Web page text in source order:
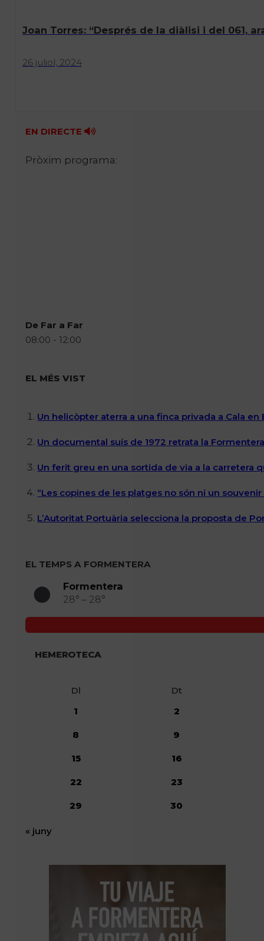
Joan Torres: “Després de la diàlisi i del 061,
26 juliol, 2024
EN DIRECTE
Pròxim programa:
De Far a Far
08:00 - 12:00
EL MÉS VIST
Un helicòpter aterra a una finca privada a Cala
Un documental suís de 1972 retrata la
Un ferit greu en una sortida de via a la carretera
“Les copines de les platges no són ni un
L’Autoritat Portuària selecciona la proposta de
EL TEMPS A FORMENTERA
Formentera
28° – 28°
HEMEROTECA
Dl
Dt
1
2
8 9
15 16
22 23
29 30
« juny